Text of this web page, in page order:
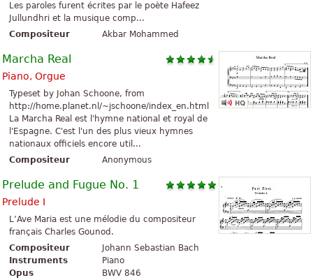
Les paroles furent écrites par le poète Hafeez
Jullundhri et la musique comp...
Compositeur
Akbar Mohammed
Marcha Real
Piano, Orgue
Typeset by Johan Schoone, from
http://home.planet.nl/~jschoone/index_en.html
La Marcha Real est l'hymne national et royal de
l'Espagne. C'est l'un des plus vieux hymnes
nationaux officiels encore util...
Compositeur
Anonymous
Prelude and Fugue No. 1
Prelude I
L’Ave Maria est une mélodie du compositeur
français Charles Gounod.
Compositeur
Johann Sebastian Bach
Instruments
Piano
Opus
BWV 846